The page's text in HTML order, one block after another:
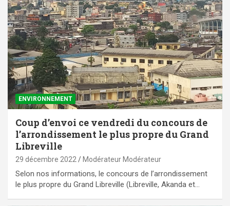
ENVIRONNEMENT
Coup d’envoi ce vendredi du concours de
l’arrondissement le plus propre du Grand
Libreville
29 décembre 2022 Modérateur Modérateur
Selon nos informations, le concours de l’arrondissement
le plus propre du Grand Libreville (Libreville, Akanda et…